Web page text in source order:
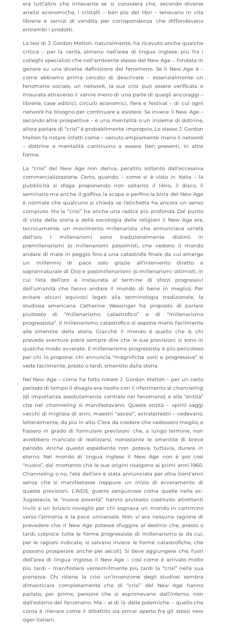
era tutt’altro che irrilevante se si considera che, secondo diverse
analisi economiche, i cristalli – ben più dei libri – tenevano in vita
librerie e servizi di vendita per corrispondenza che diffondevano
entrambi i prodotti.
La tesi di J. Gordon Melton, naturalmente, ha ricevuto anche qualche
critica – per la verità, almeno nell’area di lingua inglese, più fra i
colleghi specialisti che nell’ambiente stesso del New Age -, fondata in
genere su una diversa definizione del fenomeno. Se il New Age è –
come abbiamo prima cercato di descrivere – essenzialmente un
fenomeno sociale, unnetwork, la sua crisi può essere verificata e
misurata attraverso il venire meno di una parte di quegli ancoraggi –
librerie, case editrici, circuiti economici, fiere e festival – di cui ogni
networkha bisogno per continuare a esistere. Se invece il New Age –
secondo altre prospettive – è una mentalità o un insieme di dottrine,
allora parlare di “crisi” è probabilmente improprio. Lo stesso J. Gordon
Melton fa notare infatti come – venuto ampiamente meno ilnetwork
– dottrine e mentalità continuino a essere ben presenti, in altre
forme.
La “crisi” del New Age non deriva, peraltro, soltanto dall’eccessiva
commercializzazione. Certo, quando – come si è visto in Italia – la
pubblicità si sfoga proponendo non soltanto il libro, il disco, il
seminario ma anche il golfino, la scopa e perfino la birra del New Age
è normale che qualcuno si chieda se l’etichetta ha ancora un senso
compiuto. Ma la “crisi” ha anche una radice più profonda. Dal punto
di vista della storia e della sociologia delle religioni il New Age era,
tecnicamente, un movimento millenarista che annunciava un’età
dell’oro. I millenarismi sono tradizionalmente distinti in
premillenarismi (o millenarismi pessimisti, che vedono il mondo
andare di male in peggio fino a una catastrofe finale da cui emerge
un millennio di pace solo grazie all’intervento diretto e
soprannaturale di Dio) e postmillenarismi (o millenarismi ottimisti, in
cui l’età dell’oro è instaurata al termine di sforzi progressivi
dell’umanità che fanno andare il mondo di bene in meglio). Per
evitare alcuni equivoci legati alla terminologia tradizionale, la
studiosa americana Catherine Wessinger ha proposto di parlare
piuttosto di “millenarismo catastrofico” e di “millenarismo
progressista”. Il millenarismo catastrofico si espone meno facilmente
alle smentite della storia. Giacché il mondo è quello che è, chi
prevede sventure potrà sempre dire che le sue previsioni si sono in
qualche modo avverate. Il millenarismo progressista è più pericoloso
per chi lo propone: chi annuncia “magnifiche sorti e progressive” si
vede facilmente, presto o tardi, smentito dalla storia.
Nel New Age – come ha fatto notare J. Gordon Melton – per un certo
periodo di tempo il disagio era risolto con il riferimento alchanneling
(di importanza assolutamente centrale nel fenomeno) e alle “entità”
che nel channelingsi manifestavano. Queste entità – spiriti saggi
vecchi di migliaia di anni, maestri “ascesi”, extraterrestri – vedevano,
letteralmente, da più in alto. C’era da credere che vedessero meglio, e
fossero in grado di formulare previsioni che, a lungo termine, non
avrebbero mancato di realizzarsi, nonostante le smentite di breve
periodo. Anche questo espediente non poteva, tuttavia, durare in
eterno. Nel mondo di lingua inglese il New Age non è poi così
“nuovo”, dal momento che le sue origini risalgono ai primi anni 1960.
Channelingo no, l’età dell’oro è stata annunciata per oltre trent’anni
senza che si manifestasse neppure un inizio di avveramento di
queste previsioni. L’AIDS, guerre sanguinose come quelle nella ex-
Jugoslavia, le “nuove povertà” hanno piuttosto costituito altrettanti
inviti a un brusco risveglio per chi sognava un mondo in cammino
verso l’armonia e la pace universale. Non vi era nessuna ragione di
prevedere che il New Age potesse sfuggire al destino che, presto o
tardi, colpisce tutte le forme progressiste di millenarismo (e da cui,
per le ragioni indicate, si salvano invece le forme catastrofiche, che
possono prosperare anche per secoli). Si deve aggiungere che, fuori
dell’area di lingua inglese, il New Age – così come è arrivato molto
più tardi – manifesterà verosimilmente più tardi la “crisi” nella sua
pienezza. Chi ritiene la crisi un’invenzione degli studiosi sembra
dimenticare completamente che di “crisi” del New Age hanno
parlato, per prime, persone che si esprimevano dall’interno, non
dall’esterno del fenomeno. Ma – al di là delle polemiche – quello che
conta è rilevare come il dibattito sia ormai aperto fra gli stessinew
ager italiani.